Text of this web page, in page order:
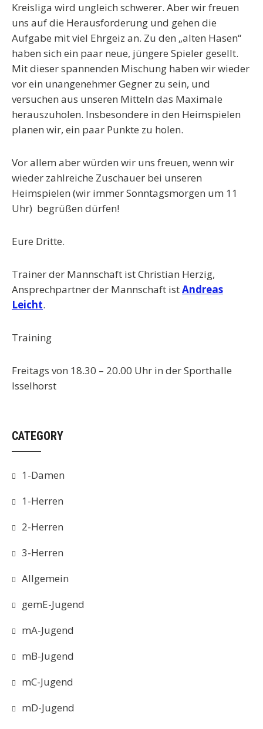
Kreisliga wird ungleich schwerer. Aber wir freuen
uns auf die Herausforderung und gehen die
Aufgabe mit viel Ehrgeiz an. Zu den „alten Hasen“
haben sich ein paar neue, jüngere Spieler gesellt.
Mit dieser spannenden Mischung haben wir wieder
vor ein unangenehmer Gegner zu sein, und
versuchen aus unseren Mitteln das Maximale
herauszuholen. Insbesondere in den Heimspielen
planen wir, ein paar Punkte zu holen.
Vor allem aber würden wir uns freuen, wenn wir
wieder zahlreiche Zuschauer bei unseren
Heimspielen (wir immer Sonntagsmorgen um 11
Uhr) begrüßen dürfen!
Eure Dritte.
Trainer der Mannschaft ist Christian Herzig,
Ansprechpartner der Mannschaft istAndreas
Leicht.
Training
Freitags von 18.30 – 20.00 Uhr in der Sporthalle
Isselhorst
CATEGORY
1-Damen
1-Herren
2-Herren
3-Herren
Allgemein
gemE-Jugend
mA-Jugend
mB-Jugend
mC-Jugend
mD-Jugend